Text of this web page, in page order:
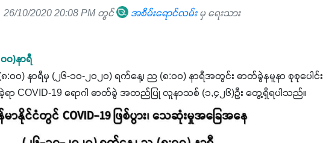
26/10/2020 20:08 PM တွင် အစိမ်းရောင်လမ်းမှ ရေးသား
၀)နာရီ
၀၀) နာရီမှ (၂၆-၁၀-၂၀၂၀) ရက်နေ့၊ ည (၈:၀၀) နာရီအတွင်း ဓာတ်ခွဲနမူနာ စုစုပေါင်း
ခဲ့ရာ COVID-19 ရောဂါ ဓာတ်ခွဲ အတည်ပြု လူနာသစ် (၁,၄၂၆)ဦး တွေ့ရှိရပါသည်။